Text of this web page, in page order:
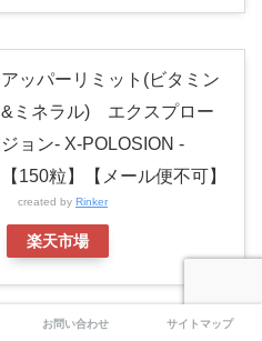
アッパーリミット(ビタミン
&ミネラル) エクスプロー
ジョン- X-POLOSION -
【150粒】【メール便不可】
created by Rinker
楽天市場
お問い合わせ サイトマップ